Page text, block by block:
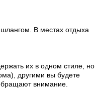
В местах отдыха
их в одном стиле, но
другими вы будете
внимание.